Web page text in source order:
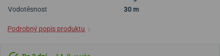
Vodotěsnost
30 m
Podrobný popis produktu ↓